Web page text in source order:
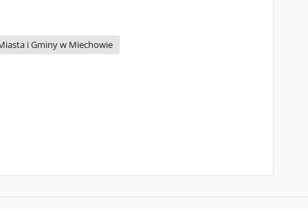
i Gminy w Miechowie